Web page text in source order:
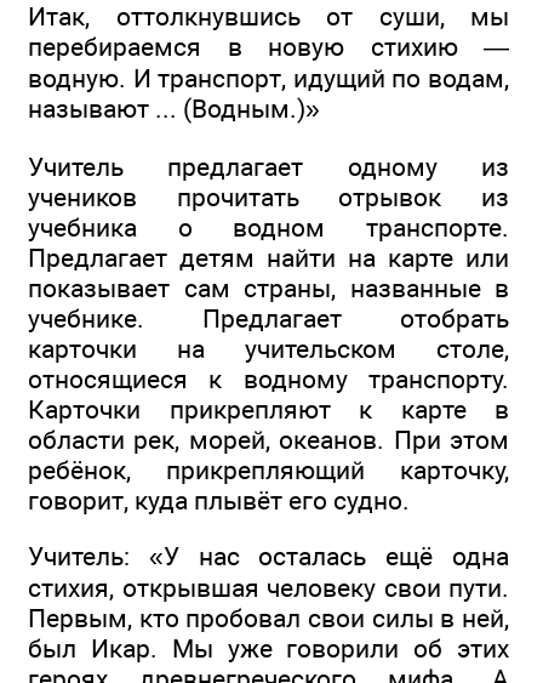
Итак, оттолкнувшись от суши, мы
перебираемся в новую стихию —
водную. И транспорт, идущий по водам,
называют ... (Водным.)»
Учитель предлагает одному из
учеников прочитать отрывок из
учебника о водном транспорте.
Предлагает детям найти на карте или
показывает сам страны, названные в
учебнике. Предлагает отобрать
карточки на учительском столе,
относящиеся к водному транспорту.
Карточки прикрепляют к карте в
области рек, морей, океанов. При этом
ребёнок, прикрепляющий карточку,
говорит, куда плывёт его судно.
Учитель: «У нас осталась ещё одна
стихия, открывшая человеку свои пути.
Первым, кто пробовал свои силы в ней,
был Икар. Мы уже говорили об этих